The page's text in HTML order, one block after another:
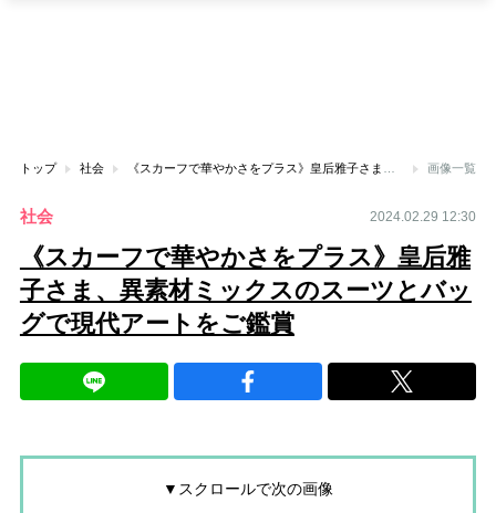
トップ 社会 画像一覧
社会 2024.02.29 12:30
《スカーフで華やかさをプラス》皇后雅
子さま、異素材ミックスのスーツとバッ
グで現代アートをご鑑賞
▼スクロールで次の画像